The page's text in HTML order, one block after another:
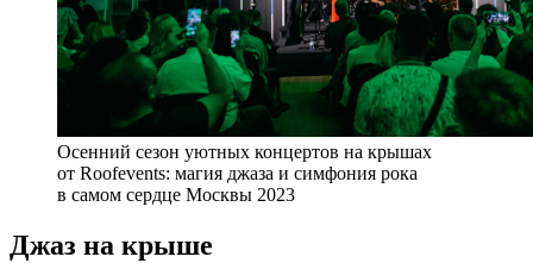
Осенний сезон уютных концертов на крышах
от Roofevents: магия джаза и симфония рока
в самом сердце Москвы 2023
Джаз на крыше